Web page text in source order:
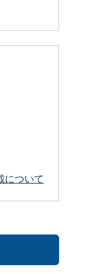
について